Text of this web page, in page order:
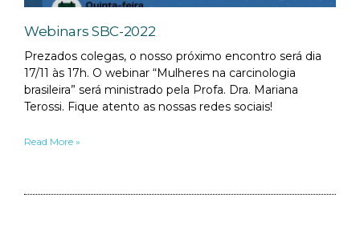
Webinars SBC-2022
Prezados colegas, o nosso próximo encontro será dia
17/11 às 17h. O webinar “Mulheres na carcinologia
brasileira” será ministrado pela Profa. Dra. Mariana
Terossi. Fique atento as nossas redes sociais!
Read More »